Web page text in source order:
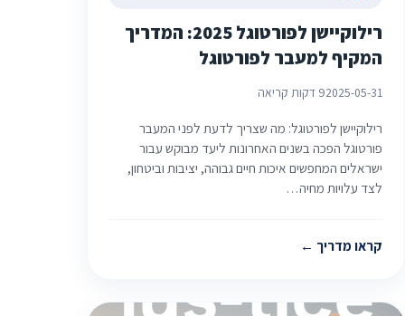
רילוקיישן לפורטוגל 2025: המדריך
המקיף למעבר לפורטוגל
2025-05-319 דקות קריאה
רילוקיישן לפורטוגל: מה שצריך לדעת לפני המעבר
פורטוגל הפכה בשנים האחרונות ליעד מבוקש עבור
ישראלים המחפשים איכות חיים גבוהה, יציבות וביטחון,
לצד עלויות מחיה…
קראו מדריך